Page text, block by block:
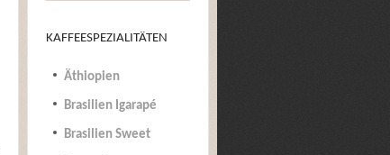
KAFFEESPEZIALITÄTEN
Äthiopien
Brasilien Igarapé
Brasilien Sweet